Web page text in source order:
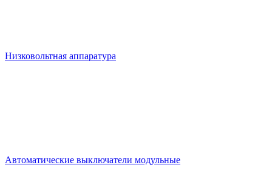
Низковольтная аппаратура
Автоматические выключатели модульные